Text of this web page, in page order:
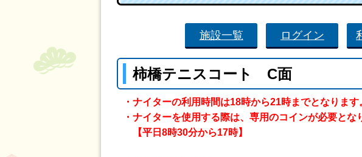
施設一覧 ログイン
柿橋テニスコート C面
・ナイターの利用時間は18時から21時までとなります
・ナイターを使用する際は、専用のコインが必要と
【平日8時30分から17時】